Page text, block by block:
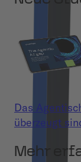
Das
überzeugt
Mehr